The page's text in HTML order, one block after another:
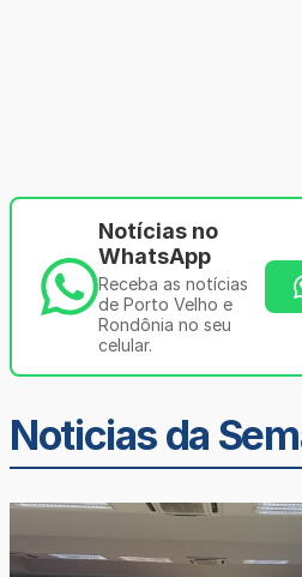
Notícias no
WhatsApp
Receba as notícias
de Porto Velho e
Rondônia no seu
celular.
Noticias da